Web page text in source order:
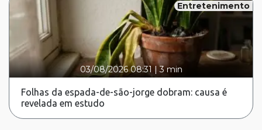
Entretenimento
03/08/2026 08:31 |3 min
Folhas da espada-de-são-jorge dobram: causa é
revelada em estudo